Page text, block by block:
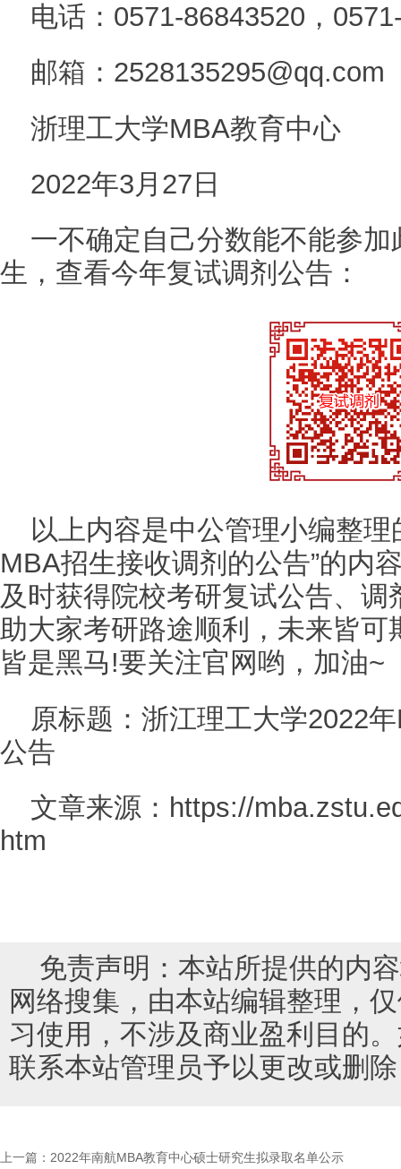
电话：0571-86843520，
邮箱：2528135295@qq.com
浙理工大学MBA教育中心
2022年3月27日
一不确定自己分数能不能参
生，查看今年复试调剂公告：
以上内容是中公管理小编整理
MBA招生接收调剂的公告”的内
及时获得院校考研复试公告、
助大家考研路途顺利，未来皆可
皆是黑马!要关注官网哟，加油~
原标题：浙江理工大学2022
公告
文章来源：https://
htm
免责声明：本站所提供的内
网络搜集，由本站编辑整理，
习使用，不涉及商业盈利目的
联系本站管理员予以更改或删除
上一篇： 2022年南航MBA教育中心硕士研究生拟录取名单公示